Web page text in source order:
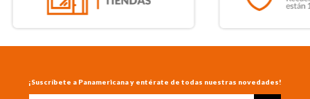
¡Suscríbete a Panamericana y entérate de todas nuestras novedades!